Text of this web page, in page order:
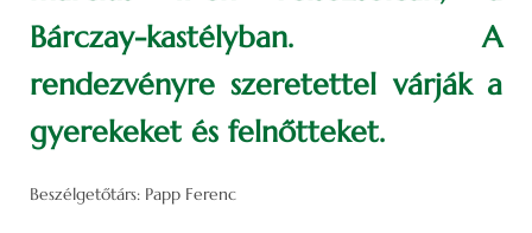
Bárczay-kastélyban. A
rendezvényre szeretettel várják a
gyerekeket és felnőtteket.
Beszélgetőtárs: Papp Ferenc